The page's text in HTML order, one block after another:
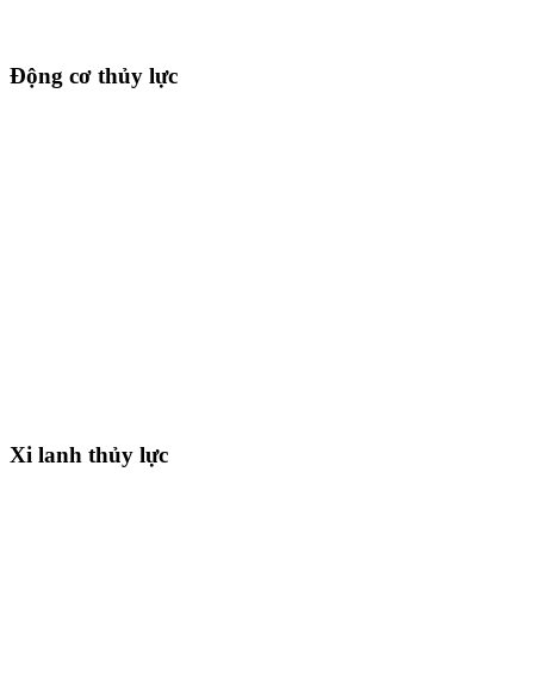
Động cơ thủy lực
Xi lanh thủy lực